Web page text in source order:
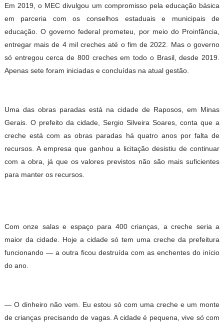
Em 2019, o MEC divulgou um compromisso pela educação básica
em parceria com os conselhos estaduais e municipais de
educação. O governo federal prometeu, por meio do Proinfância,
entregar mais de 4 mil creches até o fim de 2022. Mas o governo
só entregou cerca de 800 creches em todo o Brasil, desde 2019.
Apenas sete foram iniciadas e concluídas na atual gestão.
Uma das obras paradas está na cidade de Raposos, em Minas
Gerais. O prefeito da cidade, Sergio Silveira Soares, conta que a
creche está com as obras paradas há quatro anos por falta de
recursos. A empresa que ganhou a licitação desistiu de continuar
com a obra, já que os valores previstos não são mais suficientes
para manter os recursos.
Com onze salas e espaço para 400 crianças, a creche seria a
maior da cidade. Hoje a cidade só tem uma creche da prefeitura
funcionando — a outra ficou destruída com as enchentes do início
do ano.
— O dinheiro não vem. Eu estou só com uma creche e um monte
de crianças precisando de vagas. A cidade é pequena, vive só com